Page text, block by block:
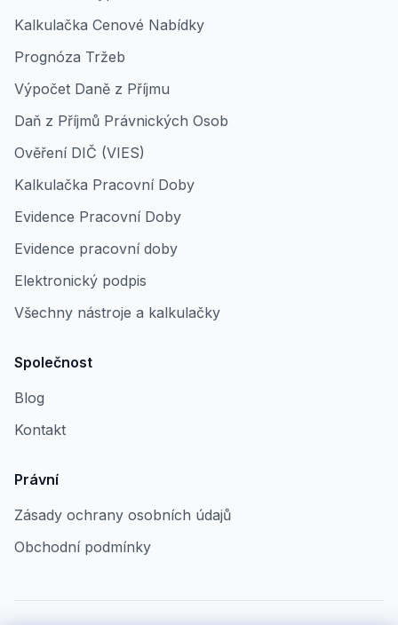
Kalkulačka Cenové Nabídky
Prognóza Tržeb
Výpočet Daně z Příjmu
Daň z Příjmů Právnických Osob
Ověření DIČ (VIES)
Kalkulačka Pracovní Doby
Evidence Pracovní Doby
Evidence pracovní doby
Elektronický podpis
Všechny nástroje a kalkulačky
Společnost
Blog
Kontakt
Právní
Zásady ochrany osobních údajů
Obchodní podmínky